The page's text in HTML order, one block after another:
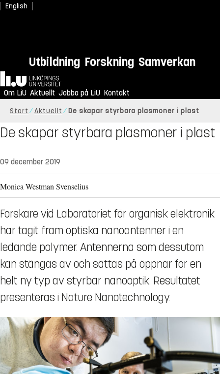
English
Utbildning Forskning Samverkan
Hem
Om LiU Aktuellt Jobba på LiU Kontakt
Start Aktuellt De skapar styrbara plasmoner i plast
De skapar styrbara plasmoner i plast
09 december 2019
Monica Westman Svenselius
Forskare vid Laboratoriet för organisk elektronik
har tagit fram optiska nanoantenner i en
ledande polymer. Antennerna som dessutom
kan stängas av och sättas på öppnar för en
helt ny typ av styrbar nanooptik. Resultatet
presenteras i Nature Nanotechnology.